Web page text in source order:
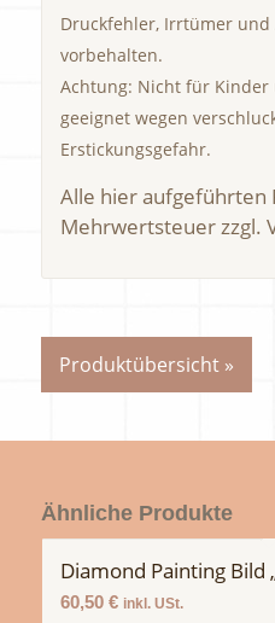
Druckfehler, Irrtümer und
vorbehalten.
Achtung: Nicht für Kinder
geeignet wegen
Erstickungsgefahr.
Alle hier aufgeführten
Mehrwertsteuer zzgl.
Produktübersicht »
Ähnliche Produkte
Diamond Painting Bild
60,50 € inkl. USt.